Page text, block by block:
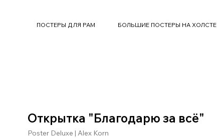
ПОСТЕРЫ ДЛЯ РАМ БОЛЬШИЕ ПОСТЕРЫ НА ХОЛСТЕ
Открытка "Благодарю за всё"
Poster Deluxe | Alex Korn